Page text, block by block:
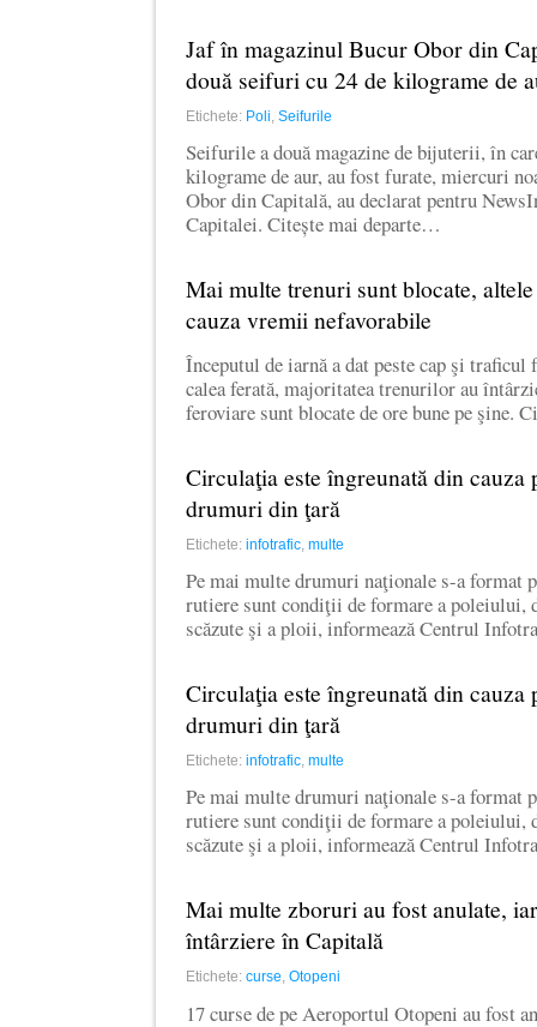
Jaf în magazinul Bucur Obor din
două seifuri cu 24 de kilograme de
Etichete: Poli Seifurile
Seifurile a două magazine de bijuterii, în
kilograme de aur, au fost furate, miercuri
Obor din Capitală, au declarat pentru
Capitalei. Citește mai departe…
Mai multe trenuri sunt blocate,
cauza vremii nefavorabile
Începutul de iarnă a dat peste cap şi traficul
calea ferată, majoritatea trenurilor au
feroviare sunt blocate de ore bune pe şine.
Circulaţia este îngreunată din
drumuri din ţară
Etichete: infotrafic multe
Pe mai multe drumuri naţionale s-a format
rutiere sunt condiţii de formare a poleiului,
scăzute şi a ploii, informează Centrul
Circulaţia este îngreunată din
drumuri din ţară
Etichete: infotrafic multe
Pe mai multe drumuri naţionale s-a format
rutiere sunt condiţii de formare a poleiului,
scăzute şi a ploii, informează Centrul
Mai multe zboruri au fost anulate,
întârziere în Capitală
Etichete: curse Otopeni
17 curse de pe Aeroportul Otopeni au fost